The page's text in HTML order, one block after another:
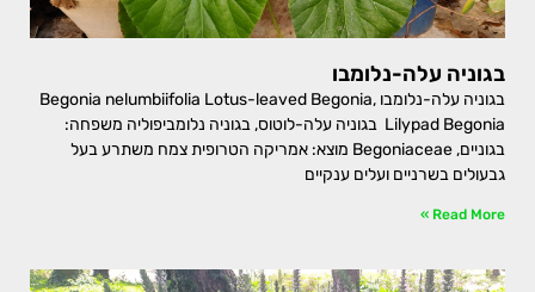
בגוניה עלה-נלומבו
בגוניה עלה-נלומבו Begonia nelumbiifolia Lotus-leaved Begonia,
Lilypad Begonia בגוניה עלה-לוטוס, בגוניה נלומביפוליה משפחה:
בגוניים, Begoniaceae מוצא: אמריקה הטרופית צמח משתרע בעל
גבעולים בשרניים ועלים ענקיים
Read More »